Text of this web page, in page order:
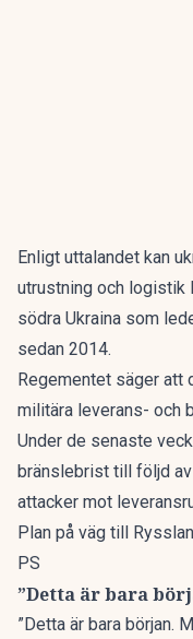
Enligt uttalandet kan
utrustning och logistik
södra Ukraina som
sedan 2014.
Regementet säger att
militära leverans- och
Under de senaste
bränslebrist till följd
attacker mot
Plan på väg till
PS
”Detta är bara
”Detta är bara början.